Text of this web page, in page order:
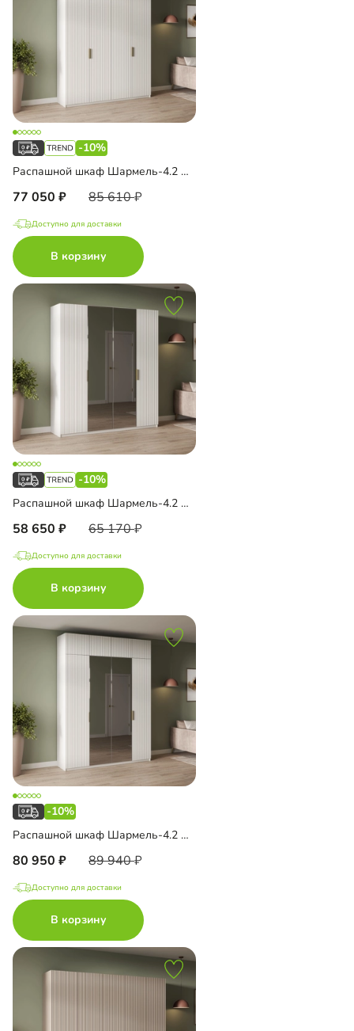
-10%
Распашной шкаф Шармель-4.2 Лайф с антресолью
77 050 85 610
Доступно для доставки
В корзину
-10%
Распашной шкаф Шармель-4.2 Лайф с зеркалом
58 650 65 170
Доступно для доставки
В корзину
-10%
Распашной шкаф Шармель-4.2 Лайф с зеркалом и антресолью
80 950 89 940
Доступно для доставки
В корзину